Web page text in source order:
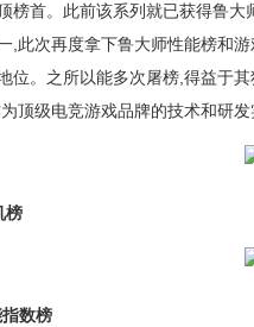
榜首。此前该系列就已获得鲁
,此次再度拿下鲁大师性能榜和
位。之所以能多次屠榜,得益于
顶级电竞游戏品牌的技术和研发
榜
数榜